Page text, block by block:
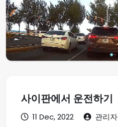
사이판에서 운전하기
11 Dec, 2022 관리자